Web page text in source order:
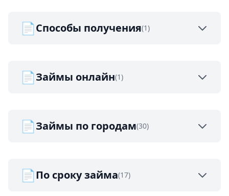
📄Способы получения(1)
📄Займы онлайн(1)
📄Займы по городам(30)
📄По сроку займа(17)